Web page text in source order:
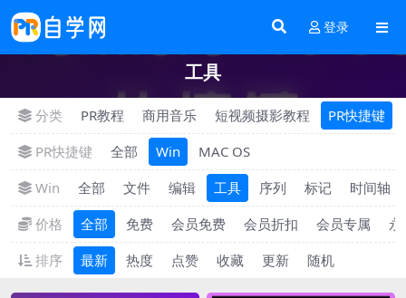
登录
工具
分类 PR教程 商用音乐 短视频摄影教程 PR快捷键
PR快捷键
全部 Win
MAC OS
Win
全部 文件 编辑 工具 序列 标记
时间轴
价格
全部 免费 会员免费 会员折扣 会员专属
排序
最新 热度 点赞 收藏 更新 随机